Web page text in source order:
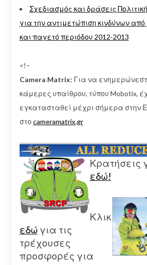
Σχεδιασμός και δράσεις
για την αντιμετώπιση κινδύνων από
και παγετό περιόδου 2012-2013
<!–
Camera Matrix: Για να
κάμερες υπαίθρου, τύπου Mobotix,
εγκατασταθεί μέχρι σήμερα στην
στο cameramatrix.gr
Κρατήσεις
εδώ!
Κλικ
εδώ για τις
τρέχουσες
προσφορές για